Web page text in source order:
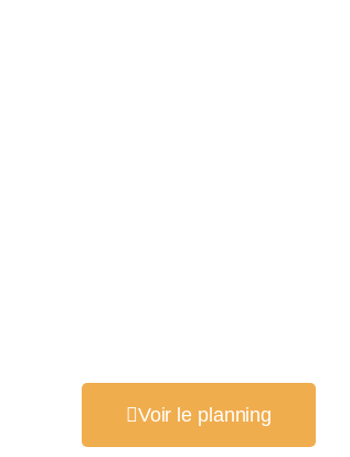
Voir le planning